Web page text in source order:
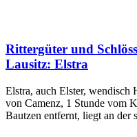
Rittergüter und
Lausitz: Elstra
Elstra, auch Elster, wendisch
von Camenz, 1 Stunde vom
Bautzen entfernt, liegt an der